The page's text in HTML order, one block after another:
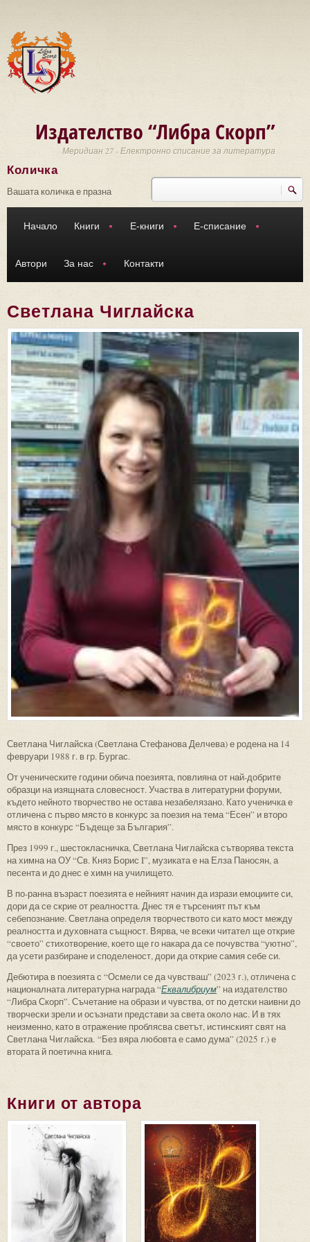
Издателство “Либра Скорп”
Меридиан 27 - Електронно списание за литература
Търси
Количка
Вашата количка е празна
Начало Книги Е-книги Е-списание
Автори За нас Контакти
Светлана Чиглайска
Светлана Чиглайска (Светлана Стефанова Делчева) е родена на 14
февруари 1988 г. в гр. Бургас.
От ученическите години обича поезията, повлияна от най-добрите
образци на изящната словесност. Участва в литературни форуми,
където нейното творчество не остава незабелязано. Като ученичка е
отличена с първо място в конкурс за поезия на тема “Есен” и второ
място в конкурс “Бъдеще за България”.
През 1999 г., шестокласничка, Светлана Чиглайска сътворява текста
на химна на ОУ “Св. Княз Борис I”, музиката е на Елза Паносян, а
песента и до днес е химн на училището.
В по-ранна възраст поезията е нейният начин да изрази емоциите си,
дори да се скрие от реалността. Днес тя е търсеният път към
себепознание. Светлана определя творчеството си като мост между
реалността и духовната същност. Вярва, че всеки читател ще открие
“своето” стихотворение, което ще го накара да се почувства “уютно”,
да усети разбиране и споделеност, дори да открие самия себе си.
Дебютира в поезията с “Осмели се да чувстваш” (2023 г.), отличена с
националната литературна награда “Еквалибриум” на издателство
“Либра Скорп”. Съчетание на образи и чувства, от по детски наивни до
творчески зрели и осъзнати представи за света около нас. И в тях
неизменно, като в отражение проблясва светът, истинският свят на
Светлана Чиглайска. “Без вяра любовта е само дума” (2025 г.) е
втората й поетична книга.
Книги от автора